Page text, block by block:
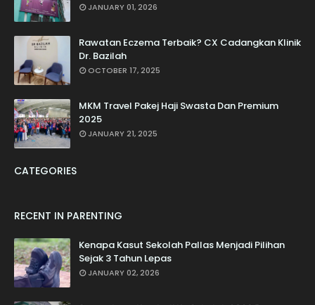
JANUARY 01, 2026
Rawatan Eczema Terbaik? CX Cadangkan Klinik
Dr. Bazilah
OCTOBER 17, 2025
MKM Travel Pakej Haji Swasta Dan Premium
2025
JANUARY 21, 2025
CATEGORIES
RECENT IN PARENTING
Kenapa Kasut Sekolah Pallas Menjadi Pilihan
Sejak 3 Tahun Lepas
JANUARY 02, 2026